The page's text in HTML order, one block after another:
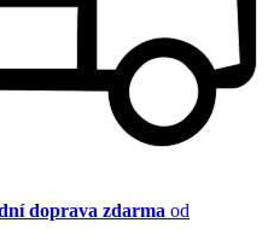
doprava zdarma od